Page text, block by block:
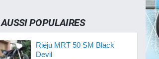
AUSSI POPULAIRES
Rieju MRT 50 SM Black
Devil